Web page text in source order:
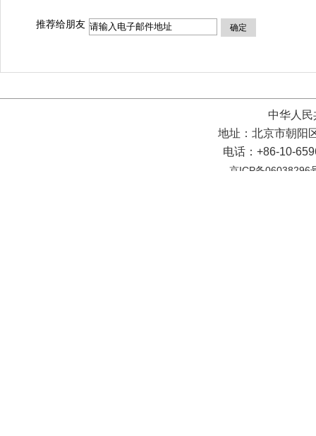
推荐给朋友 确定
中华人
地址：北京市朝阳
电话：+86-10-
京ICP备06038296